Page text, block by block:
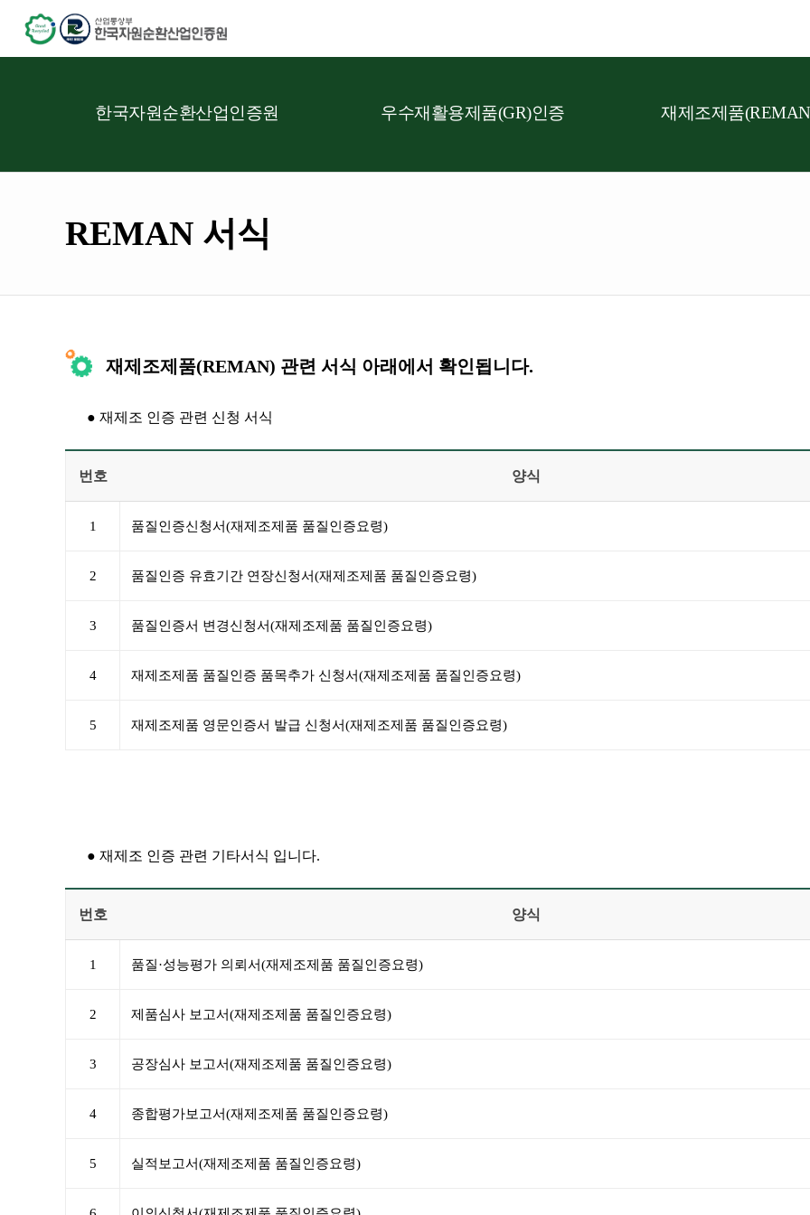
한국자원순환산업인증원 우수재활용제품(GR)인증 재제조제품
REMAN 서식
재제조제품(REMAN) 관련 서식 아래에서 확인됩니다.
● 재제조 인증 관련 신청 서식
번호 양식
1 품질인증신청서(재제조제품 품질인증요령)
2 품질인증 유효기간 연장신청서(재제조제품 품질인증요령)
3 품질인증서 변경신청서(재제조제품 품질인증요령)
4 재제조제품 품질인증 품목추가 신청서(재제조제품 품질인증요령)
5 재제조제품 영문인증서 발급 신청서(재제조제품 품질인증요령)
● 재제조 인증 관련 기타서식 입니다.
번호 양식
1 품질·성능평가 의뢰서(재제조제품 품질인증요령)
2 제품심사 보고서(재제조제품 품질인증요령)
3 공장심사 보고서(재제조제품 품질인증요령)
4 종합평가보고서(재제조제품 품질인증요령)
5 실적보고서(재제조제품 품질인증요령)